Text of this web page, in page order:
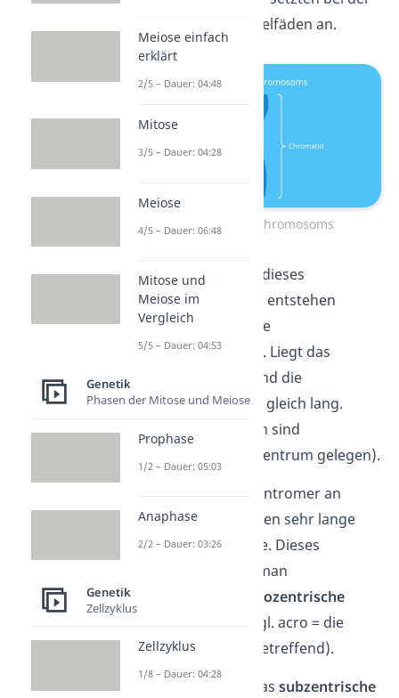
Zellteilung die Spindelfäden an.
Aufbau eines Chromosoms
Je nachdem wo sich dieses
Zentromer befindet, entstehen
unterschiedlich lange
Chromosomenarme. Liegt das
Zentromer mittig, sind die
Chromosomenarme gleich lang.
Diese Chromosomen sind
(im Zentrum gelegen).
Befindet sich das Zentromer an
einem Ende, entstehen sehr lange
und sehr kurze Arme. Dieses
Chromosom nennt man
akrozentrisch
akrozentrische
) (engl. acro = die
äußersten Spitzen betreffend).
Die dritte Form ist dassubzentrische
Meiose einfach
erklärt
2/5 – Dauer: 04:48
Mitose
3/5 – Dauer: 04:28
Meiose
4/5 – Dauer: 06:48
Mitose und
Meiose im
Vergleich
5/5 – Dauer: 04:53
Genetik
Phasen der Mitose und Meiose
Prophase
1/2 – Dauer: 05:03
Anaphase
2/2 – Dauer: 03:26
Genetik
Zellzyklus
Zellzyklus
1/8 – Dauer: 04:28